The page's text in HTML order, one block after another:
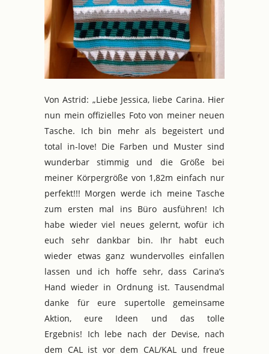
Von Astrid: „Liebe Jessica, liebe Carina. Hier
nun mein offizielles Foto von meiner neuen
Tasche. Ich bin mehr als begeistert und
total in-love! Die Farben und Muster sind
wunderbar stimmig und die Größe bei
meiner Körpergröße von 1,82m einfach nur
perfekt!!! Morgen werde ich meine Tasche
zum ersten mal ins Büro ausführen! Ich
habe wieder viel neues gelernt, wofür ich
euch sehr dankbar bin. Ihr habt euch
wieder etwas ganz wundervolles einfallen
lassen und ich hoffe sehr, dass Carina’s
Hand wieder in Ordnung ist. Tausendmal
danke für eure supertolle gemeinsame
Aktion, eure Ideen und das tolle
Ergebnis! Ich lebe nach der Devise, nach
dem CAL ist vor dem CAL/KAL und freue